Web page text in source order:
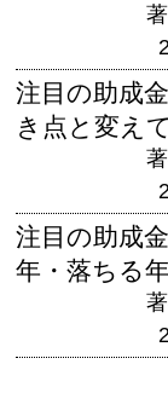
注目の助成
き点と変え
注目の助成
年・落ちる